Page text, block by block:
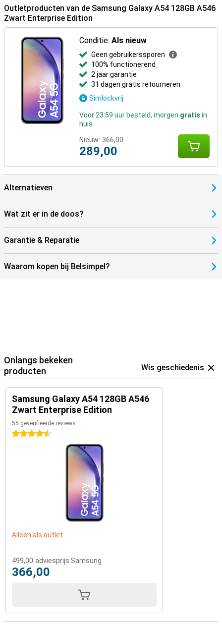
Outletproducten van de Samsung Galaxy A54 128GB A546
Zwart Enterprise Edition
Conditie:Als nieuw
Geen gebruikerssporen
100% functionerend
2 jaar garantie
31 dagen gratis retourneren
Simlockvrij
Voor 23:59 uur besteld, morgen gratis in
huis
Nieuw: 366,00
289,00
Alternatieven
Wat zit er in de doos?
Garantie & Reparatie
Waarom kopen bij Belsimpel?
Onlangs bekeken
producten
Wis geschiedenis
Samsung Galaxy A54 128GB A546
Zwart Enterprise Edition
55 geverifieerde reviews
4.5 sterren
Alleen als outlet
499,00 adviesprijs Samsung
366,00